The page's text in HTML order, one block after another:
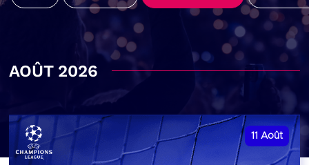
AOÛT 2026
11 Août